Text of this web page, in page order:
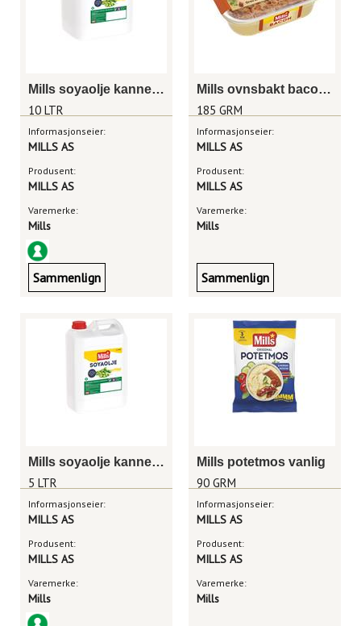
Mills soyaolje kanne 10 liter
10 LTR
Informasjonseier:
MILLS AS
Produsent:
MILLS AS
Varemerke:
Mills
Sammenlign
Mills ovnsbakt baconpostei
185 GRM
Informasjonseier:
MILLS AS
Produsent:
MILLS AS
Varemerke:
Mills
Sammenlign
Mills soyaolje kanne 5 liter
5 LTR
Informasjonseier:
MILLS AS
Produsent:
MILLS AS
Varemerke:
Mills
Mills potetmos vanlig
90 GRM
Informasjonseier:
MILLS AS
Produsent:
MILLS AS
Varemerke:
Mills